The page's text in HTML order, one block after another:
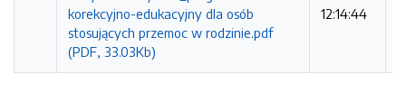
korekcyjno-edukacyjny dla osób
stosujących przemoc w rodzinie.pdf
(PDF, 33.03Kb)
12:14:44